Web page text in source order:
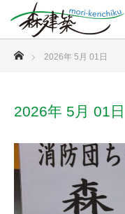
ホーム
2026年 5月 01日
2026年 5月 01日